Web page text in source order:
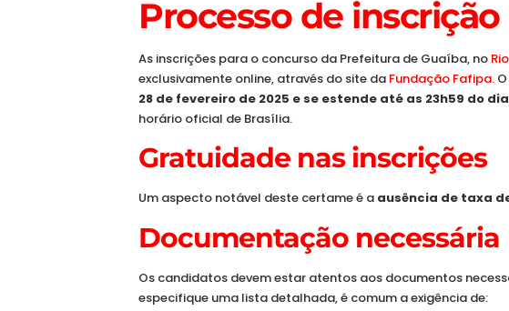
Processo de inscrição
As inscrições para o concurso da Prefeitura de Guaíba, no
exclusivamente online, através do site da Fundação Fafipa.
28 de fevereiro de 2025 e se estende até as 23h59 do
horário oficial de Brasília.
Gratuidade nas inscrições
Um aspecto notável deste certame é a ausência de taxa
Documentação necessária
Os candidatos devem estar atentos aos documentos
especifique uma lista detalhada, é comum a exigência de: